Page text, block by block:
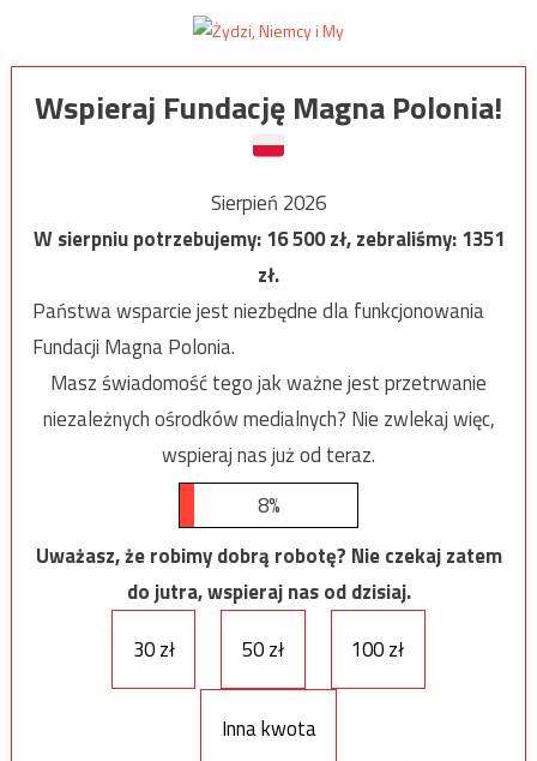
Wspieraj Fundację Magna Polonia!
Sierpień 2026
W sierpniu potrzebujemy:16 500zł, zebraliśmy:1351
zł.
Państwa wsparcie jest niezbędne dla funkcjonowania
Fundacji Magna Polonia.
Masz świadomość tego jak ważne jest przetrwanie
niezależnych ośrodków medialnych? Nie zwlekaj więc,
wspieraj nas już od teraz.
8%
Uważasz, że robimy dobrą robotę? Nie czekaj zatem
do jutra, wspieraj nas od dzisiaj.
30 zł
50 zł 100 zł
Inna kwota